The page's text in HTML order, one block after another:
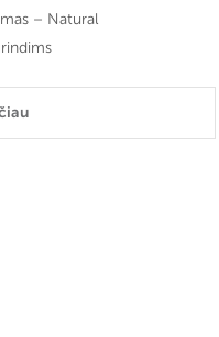
– Natural